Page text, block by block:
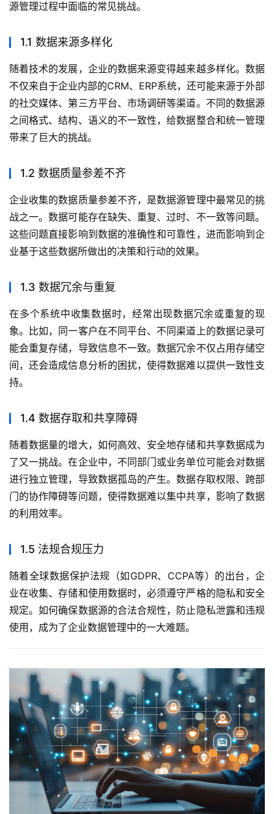
源管理过程中面临的常见挑战。
1.1 数据来源多样化
随着技术的发展，企业的数据来源变得越来越多样化。数据
不仅来自于企业内部的CRM、ERP系统，还可能来源于外部
的社交媒体、第三方平台、市场调研等渠道。不同的数据源
之间格式、结构、语义的不一致性，给数据整合和统一管理
带来了巨大的挑战。
1.2 数据质量参差不齐
企业收集的数据质量参差不齐，是数据源管理中最常见的挑
战之一。数据可能存在缺失、重复、过时、不一致等问题。
这些问题直接影响到数据的准确性和可靠性，进而影响到企
业基于这些数据所做出的决策和行动的效果。
1.3 数据冗余与重复
在多个系统中收集数据时，经常出现数据冗余或重复的现
象。比如，同一客户在不同平台、不同渠道上的数据记录可
能会重复存储，导致信息不一致。数据冗余不仅占用存储空
间，还会造成信息分析的困扰，使得数据难以提供一致性支
持。
1.4 数据存取和共享障碍
随着数据量的增大，如何高效、安全地存储和共享数据成为
了又一挑战。在企业中，不同部门或业务单位可能会对数据
进行独立管理，导致数据孤岛的产生。数据存取权限、跨部
门的协作障碍等问题，使得数据难以集中共享，影响了数据
的利用效率。
1.5 法规合规压力
随着全球数据保护法规（如GDPR、CCPA等）的出台，企
业在收集、存储和使用数据时，必须遵守严格的隐私和安全
规定。如何确保数据源的合法合规性，防止隐私泄露和违规
使用，成为了企业数据管理中的一大难题。